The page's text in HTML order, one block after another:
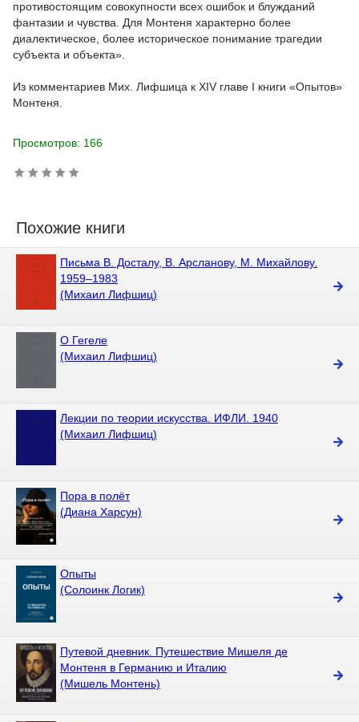
противостоящим совокупности всех ошибок и блужданий
фантазии и чувства. Для Монтеня характерно более
диалектическое, более историческое понимание трагедии
субъекта и объекта».
Из комментариев Мих. Лифшица к XIV главе I книги «Опытов»
Монтеня.
Просмотров: 166
Похожие книги
Письма В. Досталу, В. Арсланову, М. Михайлову.
1959–1983
(Михаил Лифшиц)
O Гегеле
(Михаил Лифшиц)
Лекции по теории искусства. ИФЛИ. 1940
(Михаил Лифшиц)
Пора в полёт
(Диана Харсун)
Опыты
(Солоинк Логик)
Путевой дневник. Путешествие Мишеля де
Монтеня в Германию и Италию
(Мишель Монтень)